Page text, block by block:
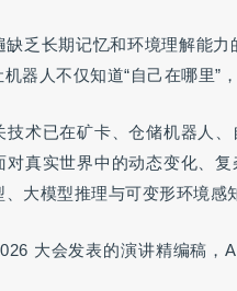
缺乏长期记忆和环境理解能
器人不仅知道“自己在哪里”
术已在矿卡、仓储机器人
对真实世界中的动态变化、
大模型推理与可变形环境感
大会发表的演讲精编稿